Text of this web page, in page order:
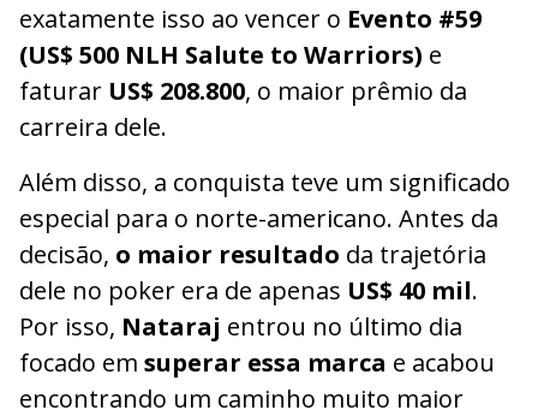
exatamente isso ao vencer o Evento #59
(US$ 500 NLH Salute to Warriors) e
faturar US$ 208.800, o maior prêmio da
carreira dele.
Além disso, a conquista teve um significado
especial para o norte-americano. Antes da
decisão, o maior resultado da trajetória
dele no poker era de apenas US$ 40 mil.
Por isso, Nataraj entrou no último dia
focado em superar essa marca e acabou
encontrando um caminho muito maior